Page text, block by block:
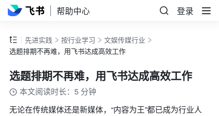
帮助中心 登录
先进实践 按行业学习
文娱传媒行业
选题排期不再难，用飞书达成高效工作
选题排期不再难，用飞书达成高效工作
本文阅读时长：5 分钟
无论在传统媒体还是新媒体，“内容为王”都已成为行业人